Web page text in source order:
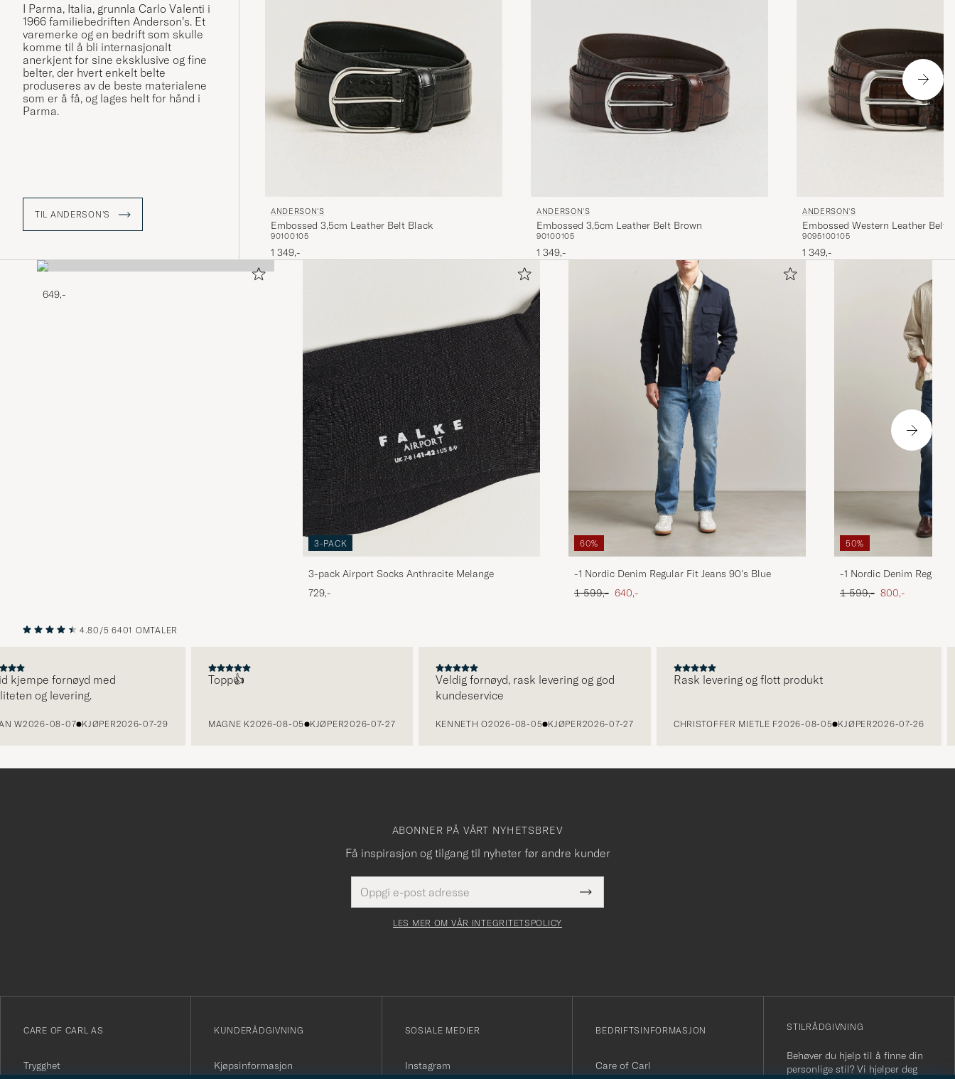
I Parma, Italia, grunnla Carlo Valenti i
1966 familiebedriften Anderson’s. Et
varemerke og en bedrift som skulle
komme til å bli internasjonalt
anerkjent for sine eksklusive og fine
belter, der hvert enkelt belte
produseres av de beste materialene
som er å få, og lages helt for hånd i
Parma.
TIL ANDERSON'S ANDERSON'S
Embossed 3,5cm Leather Belt Black
90100105
1 349,-
ANDERSON'S
Embossed 3,5cm Leather Belt Brown
90100105
1 349,-
ANDERSON'S
Embossed Western Leather Belt
9095100105
1 349,-
649,-
3-PACK
3-pack Airport Socks Anthracite Melange
729,-
60%
-1 Nordic Denim Regular Fit Jeans 90's Blue
Ordinær pris
1 599,- Nedsatt pris
640,-
50%
-1 Nordic Denim Regular
Ordinær pris
1 599,- Nedsatt pris
800,-
NESTE
4.80/5 6401 OMTALER
fornøyd med
og levering.
2026-08-07 KJØPER2026-07-29
Topp👍
MAGNE K 2026-08-05 KJØPER2026-07-27
Veldig fornøyd, rask levering og god
kundeservice
KENNETH O2026-08-05 KJØPER2026-07-27
Rask levering og flott produkt
CHRISTOFFER MIETLE F2026-08-05 KJØPER2026-07-26
ABONNER PÅ VÅRT NYHETSBREV
Få inspirasjon og tilgang til nyheter før andre kunder
postadresse
Dette
felt
Submit
Newsletter
vårt
LES MER OM VÅR INTEGRITETSPOLICY
CARE OF CARL AS
Trygghet
KUNDERÅDGIVNING
Kjøpsinformasjon
SOSIALE MEDIER
Instagram
BEDRIFTSINFORMASJON
Care of Carl
STILRÅDGIVNING
Behøver du hjelp til å finne din
personlige stil? Vi hjelper deg